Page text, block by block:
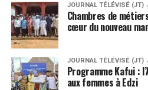
JOURNAL TÉLÉVISÉ (JT)
Chambres de
cœur du nouveau
JOURNAL TÉLÉVISÉ (JT)
Programme Kafui :
aux femmes à Edzi